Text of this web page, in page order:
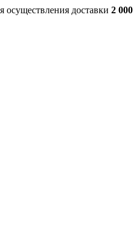
осуществления доставки 2 000